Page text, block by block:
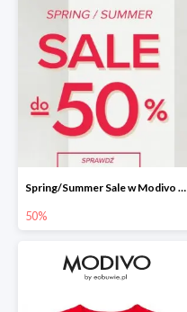
Spring/Summer Sale w Modivo do -50%
50%